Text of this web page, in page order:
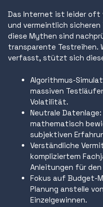
Das Internet ist leider oft
und vermeintlich
diese Mythen sind
transparente Testreihen.
verfasst, stützt sich
Algorithmus-
massiven
Volatilität.
Neutrale
mathematisch
subjektiven
Verständliche
kompliziertem
Anleitungen für den
Fokus auf Budget-
Planung anstelle
Einzelgewinnen.